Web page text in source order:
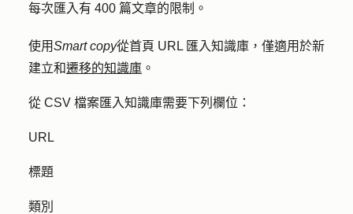
每次匯入有 400 篇文章的限制。
使用Smart copy從首頁 URL 匯入知識庫，僅適用於新
建立和遷移的知識庫 。
從 CSV 檔案匯入知識庫需要下列欄位：
URL
標題
類別